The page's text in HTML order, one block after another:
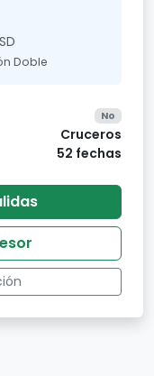
Doble
No
Cruceros
52 fechas